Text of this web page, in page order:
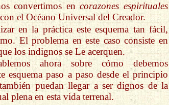
convertimos encorazones espirituales
el Océano Universal del Creador.
en la práctica este esquema tan fácil,
El problema en este caso consiste en
los indignos se Le acerquen.
ahora sobre cómo debemos
esquema paso a paso desde el principio
puedan llegar a ser dignos de la
plena en esta vida terrenal.